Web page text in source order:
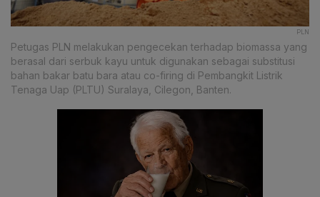
PLN
Petugas PLN melakukan pengecekan terhadap biomassa yang
berasal dari serbuk kayu untuk digunakan sebagai substitusi
bahan bakar batu bara atau co-firing di Pembangkit Listrik
Tenaga Uap (PLTU) Suralaya, Cilegon, Banten.